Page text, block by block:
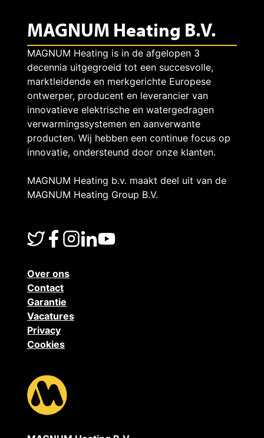
G
N
U
M
R
e
m
o
t
e
MAGNUM Heating B.V.
MAGNUM Heating is in de afgelopen 3
decennia uitgegroeid tot een succesvolle,
marktleidende en merkgerichte Europese
ontwerper, producent en leverancier van
innovatieve elektrische en watergedragen
verwarmingssystemen en aanverwante
producten. Wij hebben een continue focus op
innovatie, ondersteund door onze klanten.
MAGNUM Heating b.v. maakt deel uit van de
MAGNUM Heating Group B.V.
Over ons
Contact
Garantie
Vacatures
Privacy
Cookies